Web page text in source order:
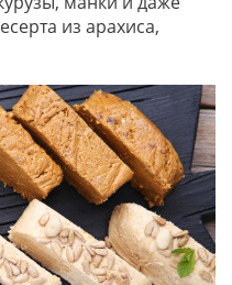
из арахиса,